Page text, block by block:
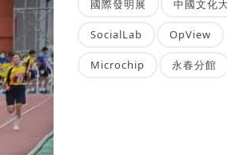
國際發明展 中國文化
SocialLab OpView
Microchip 永春分館